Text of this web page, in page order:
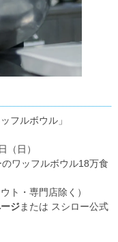
フルボウル」
（日）
ワッフルボウル18万食
ト・専門店除く）
ジまたは スシロー公式